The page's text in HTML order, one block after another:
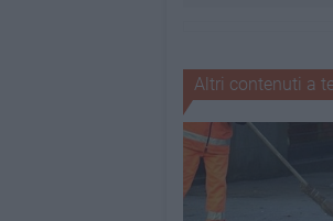
Altri contenuti a